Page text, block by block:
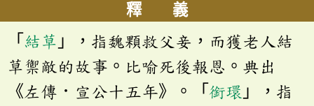
釋 義
「 結草 」，指魏顆救父妾，而獲老人結
草禦敵的故事。比喻死後報恩。典出
《左傳．宣公十五年》。「 銜環 」，指